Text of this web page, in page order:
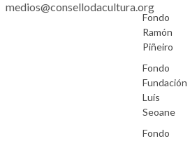
medios@consellodacultura.org
Fondo
Ramón
Piñeiro
Fondo
Fundación
Luís
Seoane
Fondo